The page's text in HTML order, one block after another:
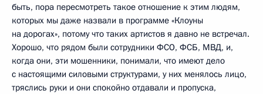
быть, пора пересмотреть такое отношение к этим людям,
которых мы даже назвали в программе «Клоуны
на дорогах», потому что таких артистов я давно не встречал.
Хорошо, что рядом были сотрудники ФСО, ФСБ, МВД, и,
когда они, эти мошенники, понимали, что имеют дело
с настоящими силовыми структурами, у них менялось лицо,
тряслись руки и они спокойно отдавали и пропуска,